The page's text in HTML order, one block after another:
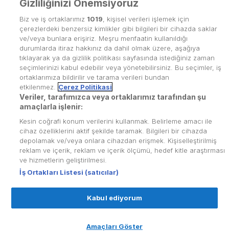
Kullanım Koşulları
Üyelik Sözleşmesi
Kvkk Politikası
Çerez Politikası
© Copyright
puhutv.com Tüm hakları Puhu
Gizliliğinizi Önemsiyoruz
Biz ve iş ortaklarımız 1019 , kişisel verileri işlemek için
çerezlerdeki benzersiz kimlikler gibi bilgileri bir cihazda saklar
ve/veya bunlara erişiriz. Meşru menfaatin kullanıldığı
durumlarda itiraz hakkınız da dahil olmak üzere, aşağıya
tıklayarak ya da gizlilik politikası sayfasında istediğiniz zaman
seçimlerinizi kabul edebilir veya yönetebilirsiniz. Bu seçimler, iş
ortaklarımıza bildirilir ve tarama verileri bundan
etkilenmez.
Çerez Politikasi
Veriler, tarafımızca veya ortaklarımız tarafından şu
amaçlarla işlenir:
Kesin coğrafi konum verilerini kullanmak. Belirleme amacı ile
cihaz özelliklerini aktif şekilde taramak. Bilgileri bir cihazda
depolamak ve/veya onlara cihazdan erişmek. Kişiselleştirilmiş
reklam ve içerik, reklam ve içerik ölçümü, hedef kitle araştırması
ve hizmetlerin geliştirilmesi.
İş Ortakları Listesi (satıcılar)
Kabul ediyorum
Amaçları Göster